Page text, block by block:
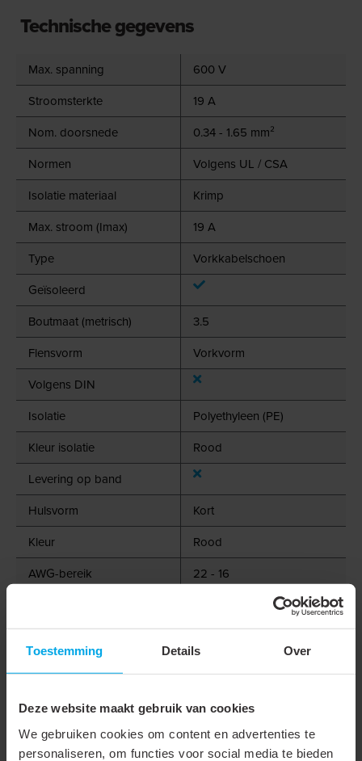
Toestemming Details Over
Deze website maakt gebruik van cookies
We gebruiken cookies om content en advertenties te
personaliseren, om functies voor social media te bieden
Technische gegevens
Max. spanning
600 V
Stroomsterkte
19 A
Nom. doorsnede
0.34 - 1.65 mm²
Normen
Volgens UL / CSA
Isolatie materiaal
Krimp
Max. stroom (Imax)
19 A
Type
Vorkkabelschoen
Geïsoleerd
Boutmaat (metrisch)
3.5
Flensvorm
Vorkvorm
Volgens DIN
Isolatie
Polyethyleen (PE)
Kleur isolatie
Rood
Levering op band
Hulsvorm
Kort
Kleur
Rood
AWG-bereik
22 - 16
geleider
Geschikt voor meerdraads
Geschikt voor fijndradige
geleider